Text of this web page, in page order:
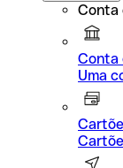
Conta
Conta
Uma